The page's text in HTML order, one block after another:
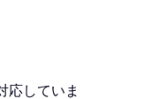
応していま